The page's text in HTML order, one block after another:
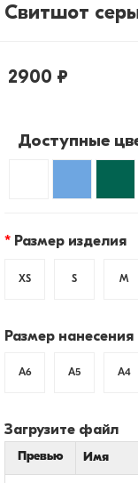
Свитшот
2900 ₽
Доступные
«Проект«Проект
Размер изделия
XS S M
Размер
A6 A5 A4
Загрузите файл
Превью Имя